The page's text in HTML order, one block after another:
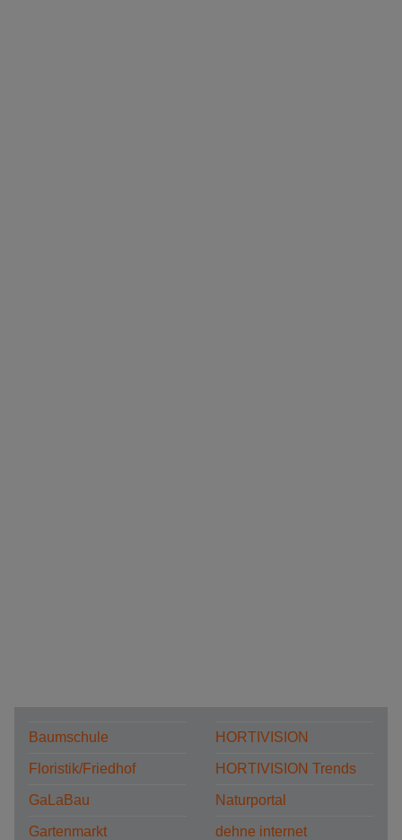
Baumschule
Floristik/Friedhof
GaLaBau
Gartenmarkt
HORTIVISION
HORTIVISION Trends
Naturportal
dehne internet